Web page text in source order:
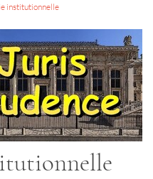
institutionnelle